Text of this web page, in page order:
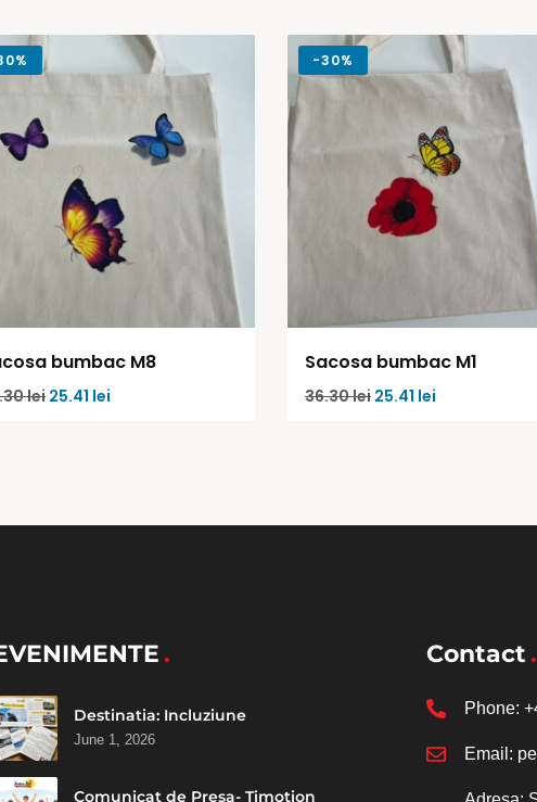
bumbac M8
lei 25.41 lei
-30%
Sacosa bumbac M1
36.30lei 25.41 lei
Destinatia: Incluziune
June 1, 2026
Comunicat de Presa- Timotion
Contact
Phone:
Email: